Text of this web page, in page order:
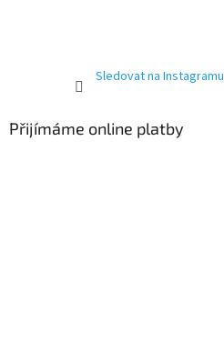
Sledovat na Instagramu
Přijímáme online platby